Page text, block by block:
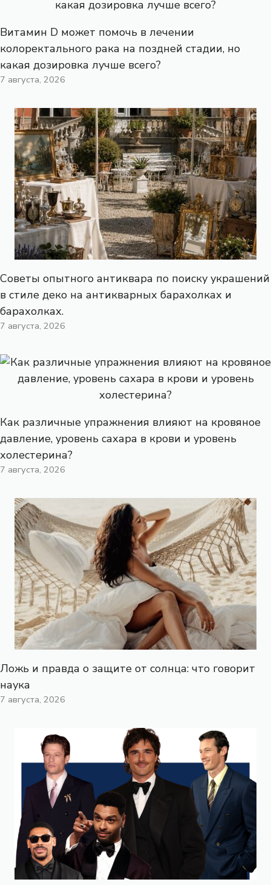
Витамин D может помочь в лечении
колоректального рака на поздней стадии, но
какая дозировка лучше всего?
7 августа, 2026
Советы опытного антиквара по поиску украшений
в стиле деко на антикварных барахолках и
барахолках.
7 августа, 2026
Как различные упражнения влияют на кровяное
давление, уровень сахара в крови и уровень
холестерина?
7 августа, 2026
Ложь и правда о защите от солнца: что говорит
наука
7 августа, 2026